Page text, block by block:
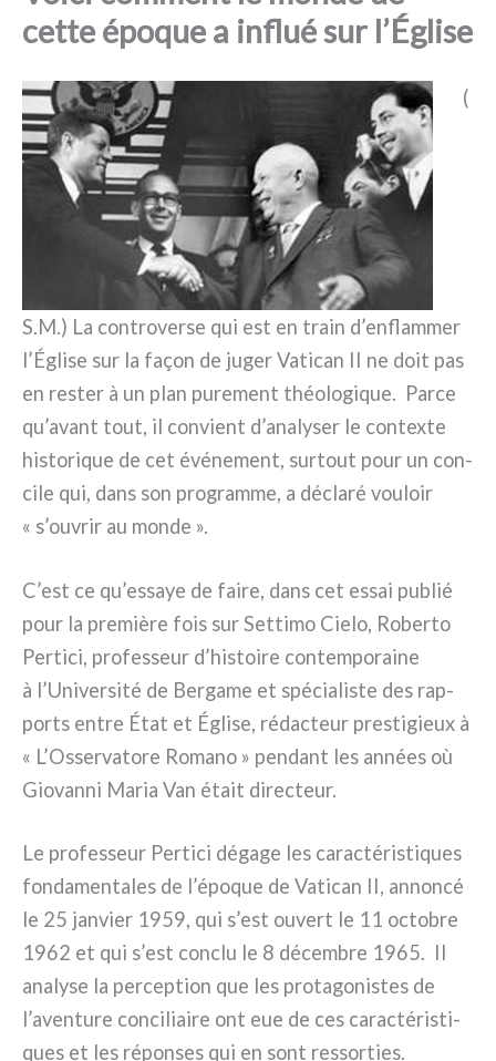
cette époque a influé sur l’Église
(
S.M.) La con­tro­ver­se qui est en train d’enflammer
l’Église sur la façon de juger Vatican II ne doit pas
en rester à un plan pure­ment théo­lo­gi­que. Parce
qu’avant tout, il con­vient d’analyser le con­tex­te
histo­ri­que de cet évé­ne­ment, sur­tout pour un con­
ci­le qui, dans son pro­gram­me, a décla­ré vou­loir
« s’ouvrir au mon­de ».
C’est ce qu’essaye de fai­re, dans cet essai publié
pour la pre­miè­re fois sur Settimo Cielo, Roberto
Pertici, pro­fes­seur d’histoire con­tem­po­rai­ne
à l’Université de Bergame et spé­cia­li­ste des rap­
ports entre État et Église, rédac­teur pre­sti­gieux à
« L’Osservatore Romano » pen­dant les années où
Giovanni Maria Van était direc­teur.
Le pro­fes­seur Pertici déga­ge les carac­té­ri­sti­ques
fon­da­men­ta­les de l’époque de Vatican II, annon­cé
le 25 jan­vier 1959, qui s’est ouvert le 11 octo­bre
1962 et qui s’est con­clu le 8 décem­bre 1965. Il
ana­ly­se la per­cep­tion que les pro­ta­go­ni­stes de
l’aventure con­ci­liai­re ont eue de ces carac­té­ri­sti­
ques et les répon­ses qui en sont res­sor­ties.